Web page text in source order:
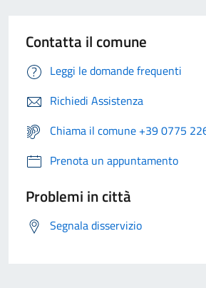
Contatta il comune
Leggi le domande frequenti
Richiedi Assistenza
Chiama il comune +39 0775
Prenota un appuntamento
Problemi in città
Segnala disservizio